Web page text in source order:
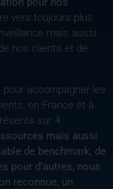
vers toujours plus
mais aussi
nos clients et de
accompagner les
en France et à
sur 4
mais aussi
de benchmark, de
pour d’autres, nous
reconnue, un